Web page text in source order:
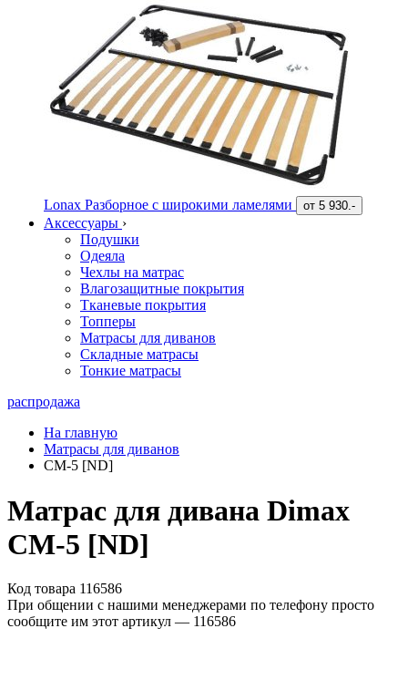
Lonax Разборное с широкими ламелями от 5 930.-
Аксессуары ›
Подушки
Одеяла
Чехлы на матрас
Влагозащитные покрытия
Тканевые покрытия
Топперы
Матрасы для диванов
Складные матрасы
Тонкие матрасы
распродажа
На главную
Матрасы для диванов
СМ-5 [ND]
Матрас для дивана Dimax
СМ-5 [ND]
Код товара 116586
При общении с нашими менеджерами по телефону просто
сообщите им этот артикул — 116586